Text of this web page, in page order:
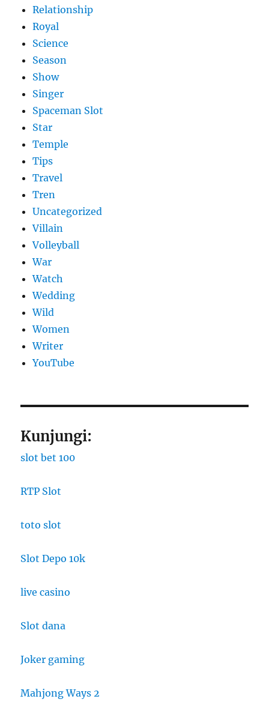
Relationship
Royal
Science
Season
Show
Singer
Spaceman Slot
Star
Temple
Tips
Travel
Tren
Uncategorized
Villain
Volleyball
War
Watch
Wedding
Wild
Women
Writer
YouTube
Kunjungi:
slot bet 100
RTP Slot
toto slot
Slot Depo 10k
live casino
Slot dana
Joker gaming
Mahjong Ways 2